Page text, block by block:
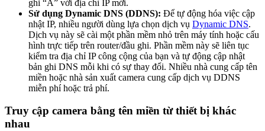
ghi “A” với địa chỉ IP mới.
Sử dụng Dynamic DNS (DDNS): Để tự động hóa việc cập
nhật IP, nhiều người dùng lựa chọn dịch vụ Dynamic DNS.
Dịch vụ này sẽ cài một phần mềm nhỏ trên máy tính hoặc cấu
hình trực tiếp trên router/đầu ghi. Phần mềm này sẽ liên tục
kiểm tra địa chỉ IP công cộng của bạn và tự động cập nhật
bản ghi DNS mỗi khi có sự thay đổi. Nhiều nhà cung cấp tên
miền hoặc nhà sản xuất camera cung cấp dịch vụ DDNS
miễn phí hoặc trả phí.
Truy cập camera bằng tên miền từ thiết bị khác
nhau